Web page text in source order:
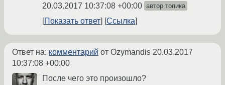
20.03.2017 10:37:08 +00:00 автор топика
Показать ответ Ссылка
Ответ на: комментарий от Ozymandis 20.03.2017
10:37:08 +00:00
После чего это произошло?